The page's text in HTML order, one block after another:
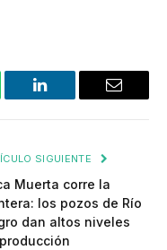
LinkedIn Email
SIGUIENTE
Muerta corre la
los pozos de Río
dan altos niveles